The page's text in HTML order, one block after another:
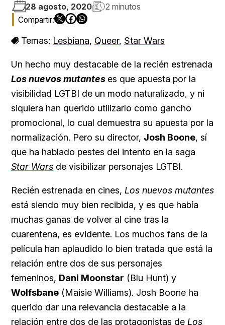
28 agosto, 2020 2 minutos
Temas: Lesbiana, Queer, Star Wars
Un hecho muy destacable de la recién estrenada
Los nuevos mutantes es que apuesta por la
visibilidad LGTBI de un modo naturalizado, y ni
siquiera han querido utilizarlo como gancho
promocional, lo cual demuestra su apuesta por la
normalización. Pero su director, Josh Boone, sí
que ha hablado pestes del intento en la saga
Star Wars de visibilizar personajes LGTBI.
Recién estrenada en cines, Los nuevos mutantes
está siendo muy bien recibida, y es que había
muchas ganas de volver al cine tras la
cuarentena, es evidente. Los muchos fans de la
película han aplaudido lo bien tratada que está la
relación entre dos de sus personajes
femeninos, Dani Moonstar (Blu Hunt) y
Wolfsbane (Maisie Williams). Josh Boone ha
querido dar una relevancia destacable a la
relación entre dos de las protagonistas de Los